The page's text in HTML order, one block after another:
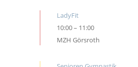
LadyFit
10:00– 11:00
MZH Görsroth